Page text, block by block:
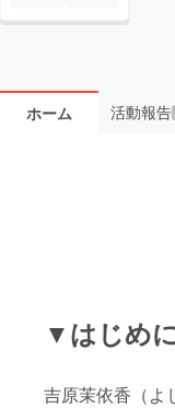
ホーム 活動報告
▼はじめ
吉原茉依香（よ